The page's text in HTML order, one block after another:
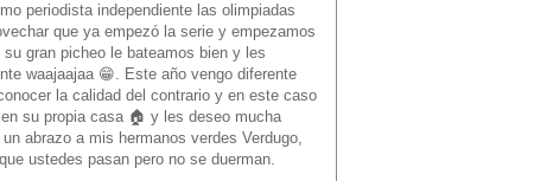
periodista independiente las olimpiadas
que ya empezó la serie y empezamos
gran picheo le bateamos bien y les
waajaajaa 😁. Este año vengo diferente
la calidad del contrario y en este caso
su propia casa 🏠 y les deseo mucha
abrazo a mis hermanos verdes Verdugo,
ustedes pasan pero no se duerman.